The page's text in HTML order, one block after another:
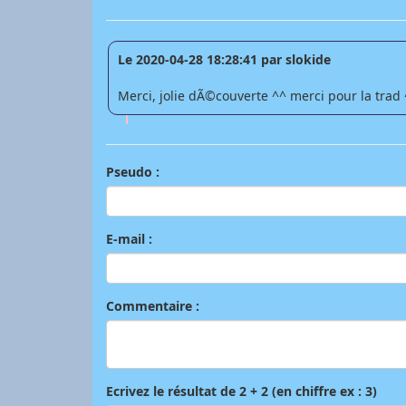
Le 2020-04-28 18:28:41 par slokide
Merci, jolie dÃ©couverte ^^ merci pour la trad
Pseudo :
E-mail :
Commentaire :
Ecrivez le résultat de 2 + 2 (en chiffre ex : 3)